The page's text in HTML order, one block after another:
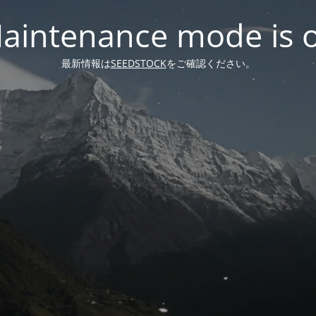
mode is
最新情報はSEEDSTOCKをご確認ください。